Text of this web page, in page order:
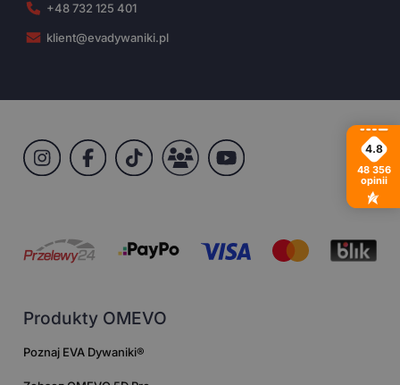
+48 732 125 401
klient@evadywaniki.pl
Produkty OMEVO
Poznaj EVA Dywaniki®
4.8
48 356
opinii